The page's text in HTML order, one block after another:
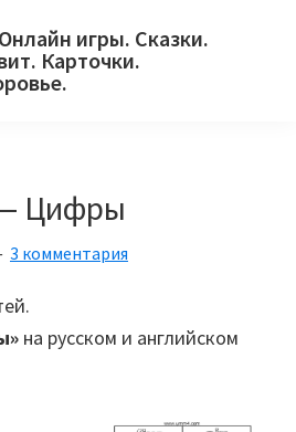
игры. Сказки.
Карточки.
Цифры
3 комментария
на русском и английском